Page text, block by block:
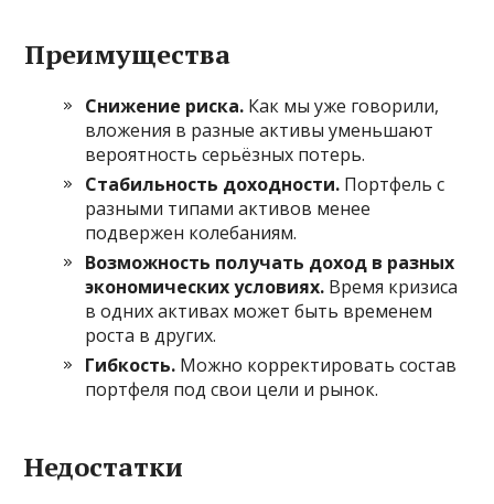
Преимущества
Снижение риска. Как мы уже говорили,
вложения в разные активы уменьшают
вероятность серьёзных потерь.
Стабильность доходности. Портфель с
разными типами активов менее
подвержен колебаниям.
Возможность получать доход в разных
экономических условиях. Время кризиса
в одних активах может быть временем
роста в других.
Гибкость. Можно корректировать состав
портфеля под свои цели и рынок.
Недостатки